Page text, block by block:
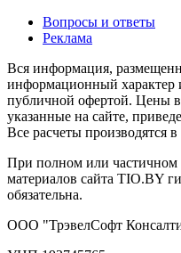
Вопросы и ответы
Реклама
Вся информация,
информационный характер
публичной офертой. Цены
указанные на сайте,
Все расчеты производятся
При полном или
материалов сайта TIO.BY
обязательна.
ООО "ТрэвелСофт